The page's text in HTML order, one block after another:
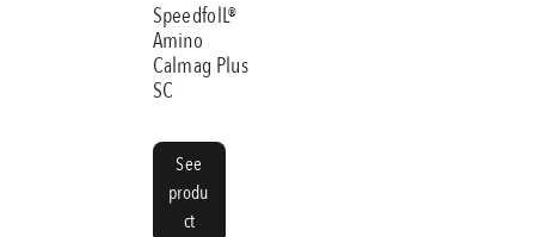
SpeedfolL®
Amino
Calmag Plus
SC
See
produ
ct